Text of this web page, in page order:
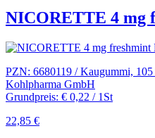
NICORETTE 4 mg
PZN: 6680119 / Kaugummi, 105
Kohlpharma GmbH
Grundpreis: € 0,22 / 1St
22,85 €